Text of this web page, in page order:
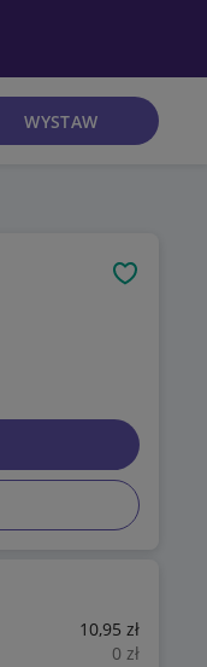
WYSTAW
Obserwuj
10,95 zł
0 zł